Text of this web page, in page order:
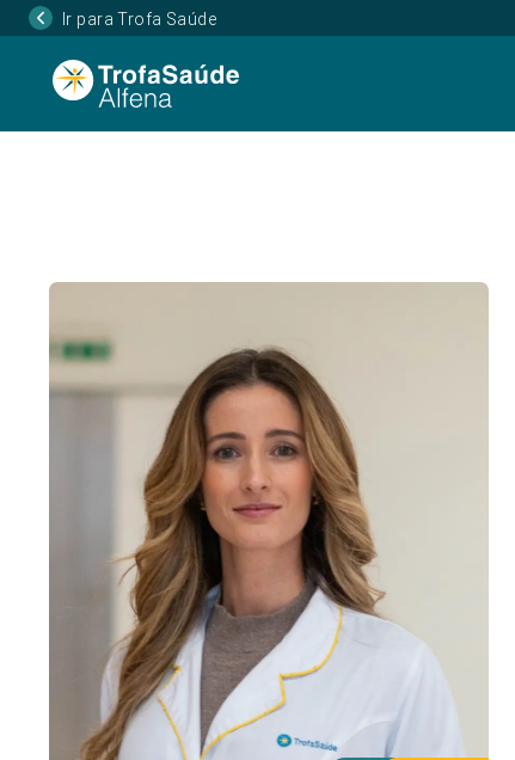
Ir para Trofa Saúde